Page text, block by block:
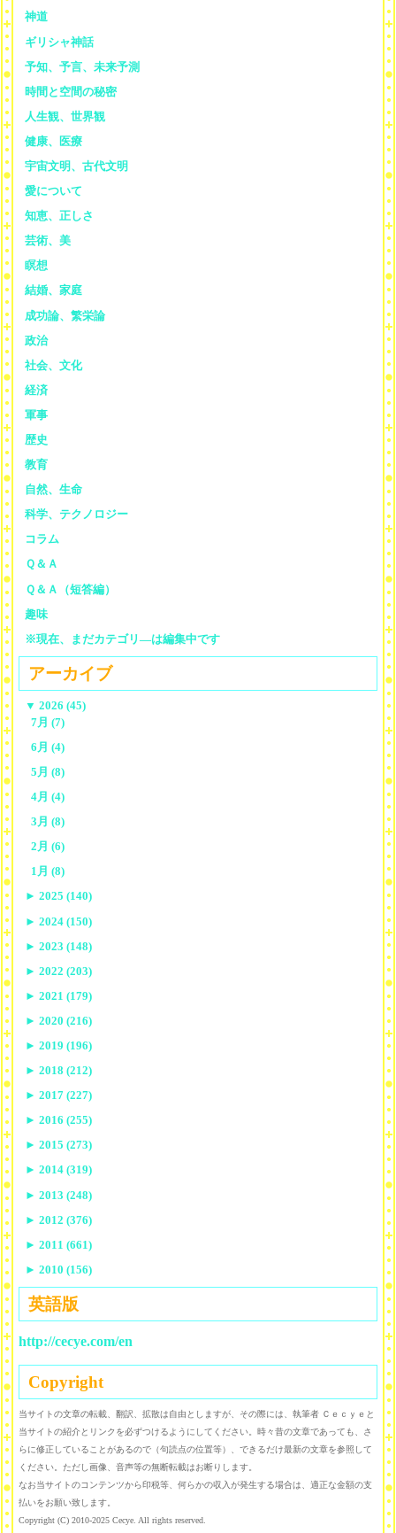
神道
ギリシャ神話
予知、予言、未来予測
時間と空間の秘密
人生観、世界観
健康、医療
宇宙文明、古代文明
愛について
知恵、正しさ
芸術、美
瞑想
結婚、家庭
成功論、繁栄論
政治
社会、文化
経済
軍事
歴史
教育
自然、生命
科学、テクノロジー
コラム
Ｑ＆Ａ
Ｑ＆Ａ（短答編）
趣味
※現在、まだカテゴリ—は編集中です
アーカイブ
▼ 2026 (45)
7月 (7)
6月 (4)
5月 (8)
4月 (4)
3月 (8)
2月 (6)
1月 (8)
► 2025 (140)
► 2024 (150)
► 2023 (148)
► 2022 (203)
► 2021 (179)
► 2020 (216)
► 2019 (196)
► 2018 (212)
► 2017 (227)
► 2016 (255)
► 2015 (273)
► 2014 (319)
► 2013 (248)
► 2012 (376)
► 2011 (661)
► 2010 (156)
英語版
http://cecye.com/en
Copyright
当サイトの文章の転載、翻訳、拡散は自由としますが、その際には、執筆者 Ｃｅｃｙｅと
当サイトの紹介とリンクを必ずつけるようにしてください。時々昔の文章であっても、さ
らに修正していることがあるので（句読点の位置等）、できるだけ最新の文章を参照して
ください。ただし画像、音声等の無断転載はお断りします。
なお当サイトのコンテンツから印税等、何らかの収入が発生する場合は、適正な金額の支
払いをお願い致します。
Copyright (C) 2010-2025 Cecye. All rights reserved.